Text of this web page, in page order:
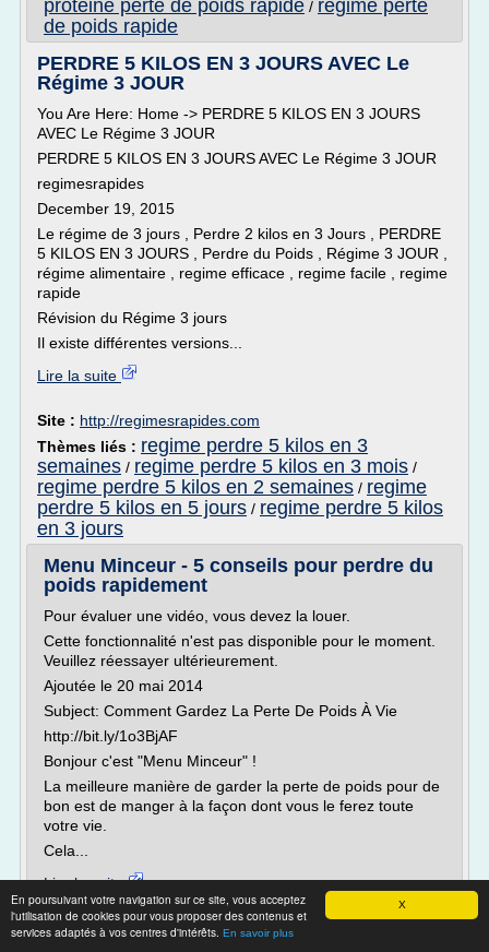
X
En poursuivant votre navigation sur ce site, vous acceptez
l'utilisation de cookies pour vous proposer des contenus et
services adaptés à vos centres d'intérêts. En savoir plus
proteine perte de poids rapide / regime perte
de poids rapide
PERDRE 5 KILOS EN 3 JOURS AVEC Le
Régime 3 JOUR
You Are Here: Home -> PERDRE 5 KILOS EN 3 JOURS
AVEC Le Régime 3 JOUR
PERDRE 5 KILOS EN 3 JOURS AVEC Le Régime 3 JOUR
regimesrapides
December 19, 2015
Le régime de 3 jours , Perdre 2 kilos en 3 Jours , PERDRE
5 KILOS EN 3 JOURS , Perdre du Poids , Régime 3 JOUR ,
régime alimentaire , regime efficace , regime facile , regime
rapide
Révision du Régime 3 jours
Il existe différentes versions...
Lire la suite
Site : http://regimesrapides.com
Thèmes liés : regime perdre 5 kilos en 3
semaines / regime perdre 5 kilos en 3 mois /
regime perdre 5 kilos en 2 semaines / regime
perdre 5 kilos en 5 jours / regime perdre 5 kilos
en 3 jours
Menu Minceur - 5 conseils pour perdre du
poids rapidement
Pour évaluer une vidéo, vous devez la louer.
Cette fonctionnalité n'est pas disponible pour le moment.
Veuillez réessayer ultérieurement.
Ajoutée le 20 mai 2014
Subject: Comment Gardez La Perte De Poids À Vie
http://bit.ly/1o3BjAF
Bonjour c'est "Menu Minceur" !
La meilleure manière de garder la perte de poids pour de
bon est de manger à la façon dont vous le ferez toute
votre vie.
Cela...
Lire la suite
Site :youtube.com